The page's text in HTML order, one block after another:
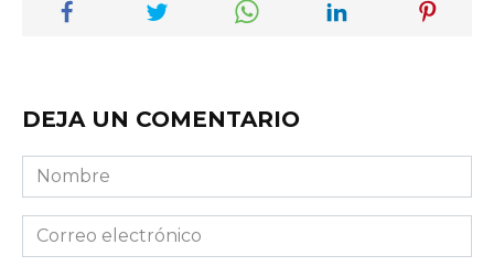
DEJA UN COMENTARIO
Nombre
Correo
electrónico